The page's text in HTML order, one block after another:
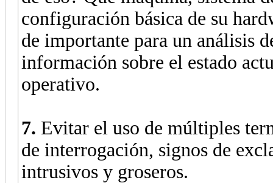
configuración básica de su
de importante para un análisis
información sobre el estado
operativo.
7. Evitar el uso de múltiples
de interrogación, signos de
intrusivos y groseros.